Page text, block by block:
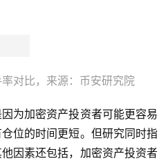
对比，来源：币安研究院
为加密资产投资者可能更容易
位的时间更短。但研究同时指
因素还包括，加密资产投资者